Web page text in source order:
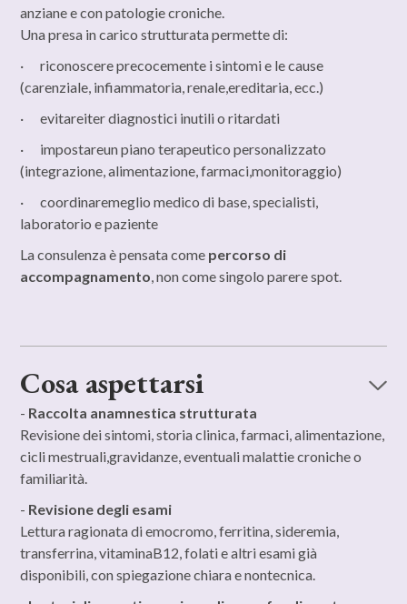
anziane e con patologie croniche.
Una presa in carico strutturata permette di:
· riconoscere precocemente i sintomi e le cause
(carenziale, infiammatoria, renale,ereditaria, ecc.)
· evitareiter diagnostici inutili o ritardati
· impostareun piano terapeutico personalizzato
(integrazione, alimentazione, farmaci,monitoraggio)
· coordinaremeglio medico di base, specialisti,
laboratorio e paziente
La consulenza è pensata come percorso di
accompagnamento, non come singolo parere spot.
Cosa aspettarsi
- Raccolta anamnestica strutturata
Revisione dei sintomi, storia clinica, farmaci, alimentazione,
cicli mestruali,gravidanze, eventuali malattie croniche o
familiarità.
- Revisione degli esami
Lettura ragionata di emocromo, ferritina, sideremia,
transferrina, vitaminaB12, folati e altri esami già
disponibili, con spiegazione chiara e nontecnica.